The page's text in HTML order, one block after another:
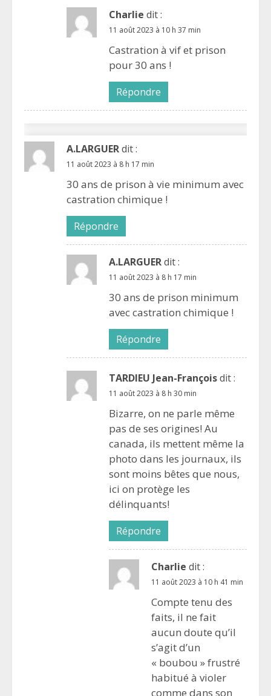
Charlie dit :
11 août 2023 à 10 h 37 min
Castration à vif et prison
pour 30 ans !
Répondre
A.LARGUERdit :
11 août 2023 à 8 h 17 min
30 ans de prison à vie minimum avec
castration chimique !
Répondre
A.LARGUERdit :
11 août 2023 à 8 h 17 min
30 ans de prison minimum
avec castration chimique !
Répondre
TARDIEU Jean-Françoisdit :
11 août 2023 à 8 h 30 min
Bizarre, on ne parle même
pas de ses origines! Au
canada, ils mettent même la
photo dans les journaux, ils
sont moins bêtes que nous,
ici on protège les
délinquants!
Répondre
Charlie dit :
11 août 2023 à 10 h 41 min
Compte tenu des
faits, il ne fait
aucun doute qu’il
s’agit d’un
« boubou » frustré
habitué à violer
comme dans son